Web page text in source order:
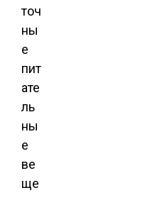
точ
ны
е
пит
ате
ль
ны
е
ве
ще